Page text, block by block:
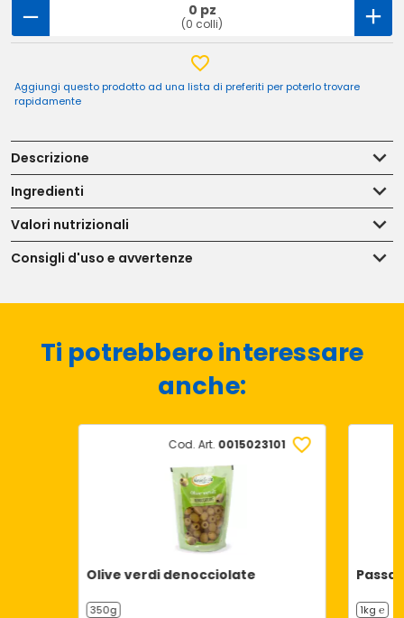
0 pz
(0 colli)
Aggiungi questo prodotto ad una lista di preferiti per poterlo trovare
rapidamente
Descrizione
Ingredienti
Valori nutrizionali
Consigli d'uso e avvertenze
Ti potrebbero interessare
anche:
Cod. Art. 0015023101
Olive verdi denocciolate
350g
1kg ℮